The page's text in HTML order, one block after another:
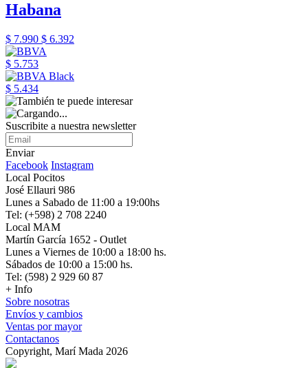
Habana
$ 7.990 $ 6.392
$ 5.753
$ 5.434
Suscribite a nuestra newsletter
Enviar
Facebook Instagram
Local Pocitos
José Ellauri 986
Lunes a Sabado de 11:00 a 19:00hs
Tel: (+598) 2 708 2240
Local MAM
Martín García 1652 - Outlet
Lunes a Viernes de 10:00 a 18:00 hs.
Sábados de 10:00 a 15:00 hs.
Tel: (598) 2 929 60 87
+ Info
Sobre nosotras
Envíos y cambios
Ventas por mayor
Contactanos
Copyright, Marí Mada 2026